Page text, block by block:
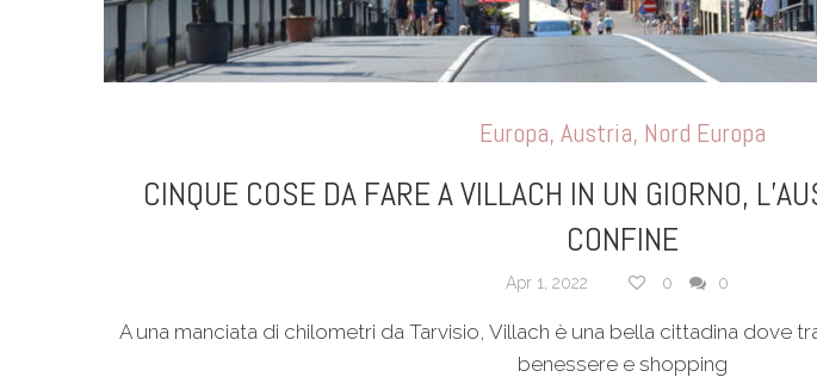
Europa, Austria, Nord Europa
CINQUE COSE DA FARE A VILLACH IN UN GIORNO,
CONFINE
Apr 1, 2022 0 0
A una manciata di chilometri da Tarvisio, Villach è una bella cittadina dove
benessere e shopping